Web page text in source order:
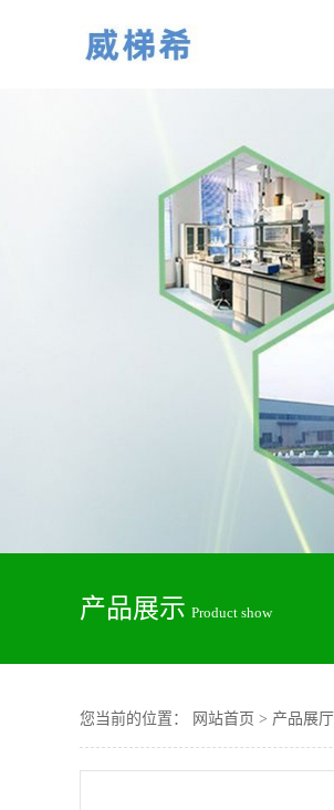
产品展示 Product show
您当前的位置： 网站首页 > 产品展厅